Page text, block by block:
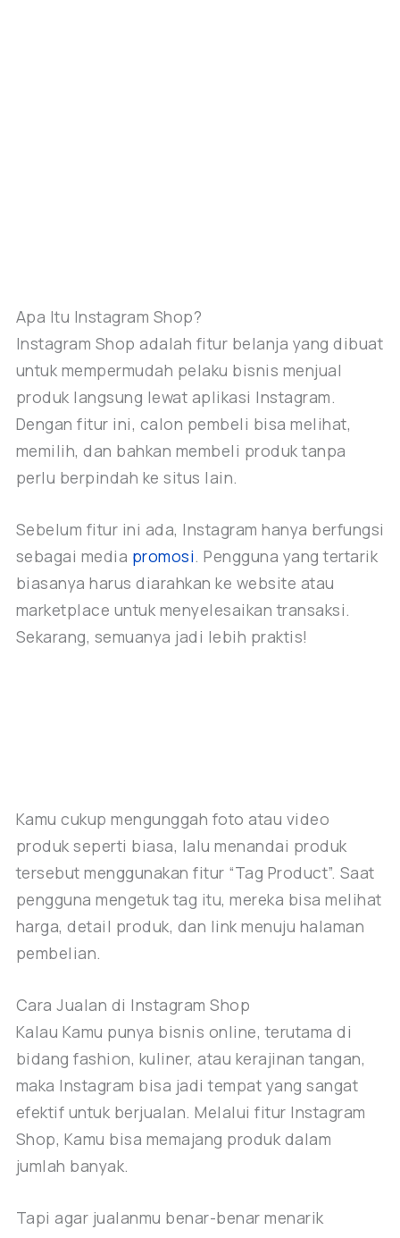
Apa Itu Instagram Shop?
Instagram Shop adalah fitur belanja yang dibuat
untuk mempermudah pelaku bisnis menjual
produk langsung lewat aplikasi Instagram.
Dengan fitur ini, calon pembeli bisa melihat,
memilih, dan bahkan membeli produk tanpa
perlu berpindah ke situs lain.
Sebelum fitur ini ada, Instagram hanya berfungsi
sebagai media promosi. Pengguna yang tertarik
biasanya harus diarahkan ke website atau
marketplace untuk menyelesaikan transaksi.
Sekarang, semuanya jadi lebih praktis!
Kamu cukup mengunggah foto atau video
produk seperti biasa, lalu menandai produk
tersebut menggunakan fitur “Tag Product”. Saat
pengguna mengetuk tag itu, mereka bisa melihat
harga, detail produk, dan link menuju halaman
pembelian.
Cara Jualan di Instagram Shop
Kalau Kamu punya bisnis online, terutama di
bidang fashion, kuliner, atau kerajinan tangan,
maka Instagram bisa jadi tempat yang sangat
efektif untuk berjualan. Melalui fitur Instagram
Shop, Kamu bisa memajang produk dalam
jumlah banyak.
Tapi agar jualanmu benar-benar menarik